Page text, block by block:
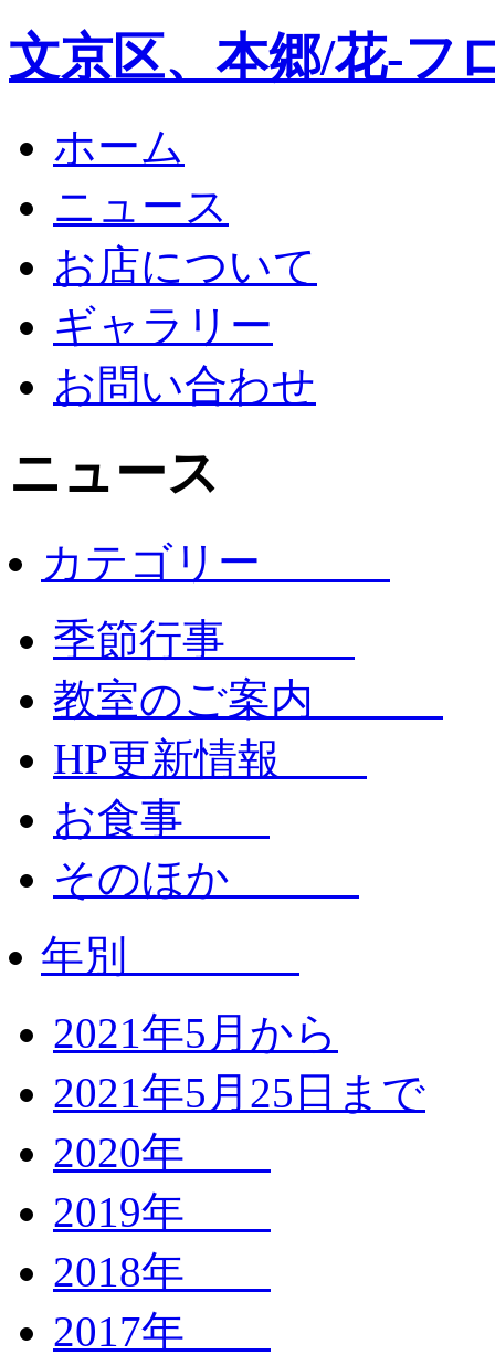
文京区、本郷/花-フ
ホーム
ニュース
お店について
ギャラリー
お問い合わせ
ニュース
カテゴリー
季節行事
教室のご案内
HP更新情報
お食事
そのほか
年別
2021年5月から
2021年5月25日まで
2020年
2019年
2018年
2017年